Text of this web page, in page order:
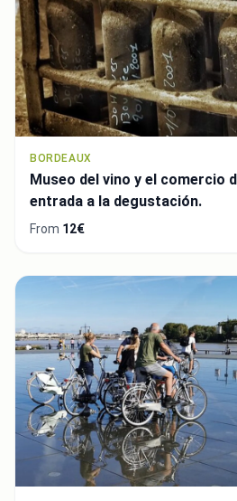
BORDEAUX
Museo del vino y el comercio
entrada a la degustación.
From 12€